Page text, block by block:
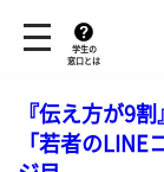
学生の
窓口とは
『伝え方が9
「若者のLINE